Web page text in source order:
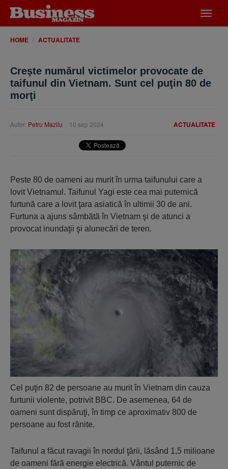
meniu
HOME ACTUALITATE
Creşte numărul victimelor provocate de
taifunul din Vietnam. Sunt cel puţin 80 de
morţi
ACTUALITATE
Autor: Petru Mazilu 10 sep 2024
Peste 80 de oameni au murit în urma taifunului care a
lovit Vietnamul. Taifunul Yagi este cea mai puternică
furtună care a lovit ţara asiatică în ultimii 30 de ani.
Furtuna a ajuns sâmbătă în Vietnam şi de atunci a
provocat inundaţii şi alunecări de teren.
Cel puţin 82 de persoane au murit în Vietnam din cauza
furtunii violente, potrivit BBC. De asemenea, 64 de
oameni sunt dispăruţi, în timp ce aproximativ 800 de
persoane au fost rănite.
Taifunul a făcut ravagii în nordul ţării, lăsând 1,5 milioane
de oameni fără energie electrică. Vântul puternic de